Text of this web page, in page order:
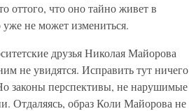
оттого, что оно тайно живет в
не может измениться.
друзья Николая Майорова
не увидятся. Исправить тут ничего
законы перспективы, не нарушимые
Отдаляясь, образ Коли Майорова не